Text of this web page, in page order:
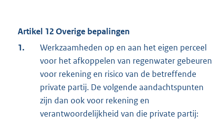
Artikel 12 Overige bepalingen
1.
Werkzaamheden op en aan het eigen perceel
voor het afkoppelen van regenwater gebeuren
voor rekening en risico van de betreffende
private partij. De volgende aandachtspunten
zijn dan ook voor rekening en
verantwoordelijkheid van die private partij: